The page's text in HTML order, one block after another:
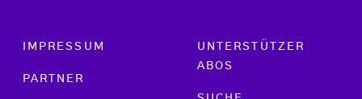
Footer menu
IMPRESSUM
PARTNER
UNTERSTÜTZER
ABOS